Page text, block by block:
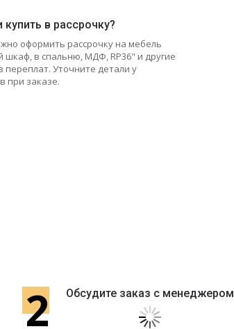
в рассрочку?
оформить рассрочку на мебель
шкаф, в спальню, МДФ, RP36" и другие
переплат. Уточните детали у
при заказе.
2 Обсудите заказ с менеджером